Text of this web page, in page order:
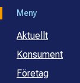
Meny
Aktuellt
Konsument
Företag